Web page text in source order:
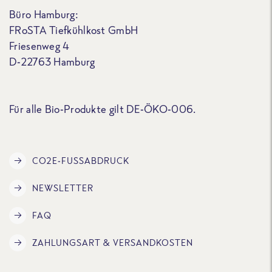
Büro Hamburg:
FRoSTA Tiefkühlkost GmbH
Friesenweg 4
D-22763 Hamburg
Für alle Bio-Produkte gilt DE-ÖKO-006.
CO2E-FUSSABDRUCK
NEWSLETTER
FAQ
ZAHLUNGSART & VERSANDKOSTEN